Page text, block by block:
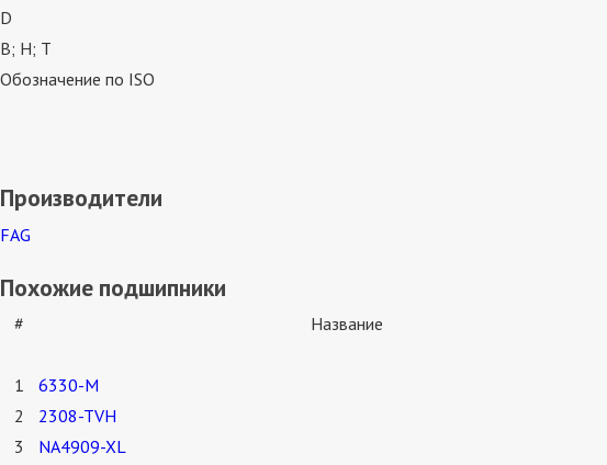
D
В; Н; Т
Обозначение по ISO
Производители
FAG
Похожие подшипники
# Название
1
6330-M
2
2308-TVH
3
NA4909-XL